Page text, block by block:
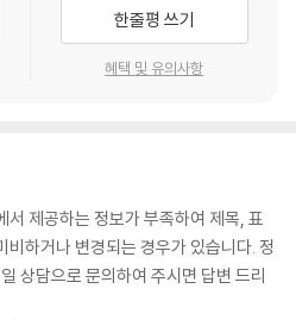
한줄평 쓰기
혜택 및 유의사항
제공하는 정보가 부족하여 제목, 표
하거나 변경되는 경우가 있습니다. 정
상담으로 문의하여 주시면 답변 드리